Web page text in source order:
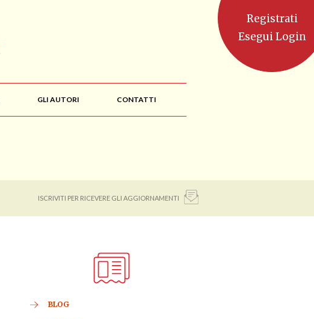
GLI AUTORI CONTATTI
ISCRIVITI PER RICEVERE GLI AGGIORNAMENTI
BLOG
Registrati
Esegui Login